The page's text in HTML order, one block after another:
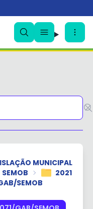
MUNICIPAL
SEMOB
2021
SEMOB